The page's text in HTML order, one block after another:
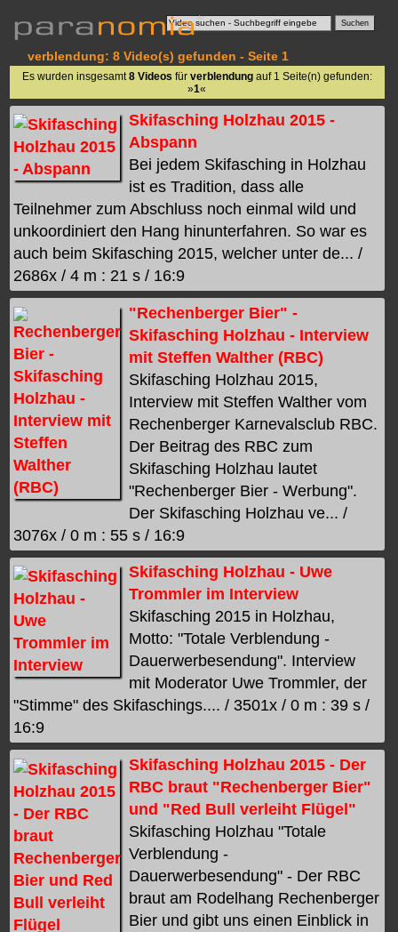
verblendung: 8 Video(s) gefunden - Seite 1
Es wurden insgesamt 8 Videos für verblendungauf 1 Seite(n) gefunden:
»1«
Skifasching Holzhau 2015 -
Abspann
Bei jedem Skifasching in Holzhau
ist es Tradition, dass alle
Teilnehmer zum Abschluss noch einmal wild und
unkoordiniert den Hang hinunterfahren. So war es
auch beim Skifasching 2015, welcher unter de... /
2686x / 4 m : 21 s / 16:9
"Rechenberger Bier" -
Skifasching Holzhau - Interview
mit Steffen Walther (RBC)
Skifasching Holzhau 2015,
Interview mit Steffen Walther vom
Rechenberger Karnevalsclub RBC.
Der Beitrag des RBC zum
Skifasching Holzhau lautet
"Rechenberger Bier - Werbung".
Der Skifasching Holzhau ve... /
3076x / 0 m : 55 s / 16:9
Skifasching Holzhau - Uwe
Trommler im Interview
Skifasching 2015 in Holzhau,
Motto: "Totale Verblendung -
Dauerwerbesendung". Interview
mit Moderator Uwe Trommler, der
"Stimme" des Skifaschings.... / 3501x / 0 m : 39 s /
16:9
Skifasching Holzhau 2015 - Der
RBC braut "Rechenberger Bier"
und "Red Bull verleiht Flügel"
Skifasching Holzhau "Totale
Verblendung -
Dauerwerbesendung" - Der RBC
braut am Rodelhang Rechenberger
Bier und gibt uns einen Einblick in